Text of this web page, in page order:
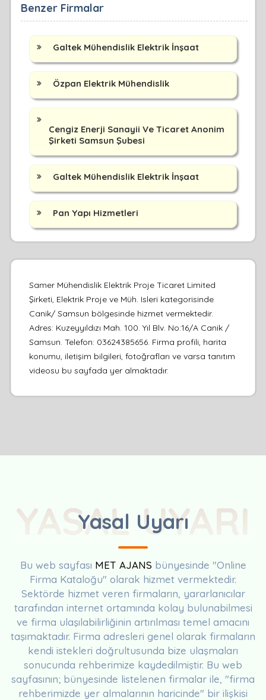
Benzer Firmalar
Galtek Mühendislik Elektrik İnşaat
Özpan Elektrik Mühendislik
Cengiz Enerji Sanayii Ve Ticaret Anonim
Şirketi Samsun Şubesi
Galtek Mühendislik Elektrik İnşaat
Pan Yapı Hizmetleri
Samer Mühendislik Elektrik Proje Ticaret Limited
Şirketi, Elektrik Proje ve Müh. Isleri kategorisinde
Canik/ Samsun bölgesinde hizmet vermektedir.
Adres: Kuzeyyıldızı Mah. 100. Yıl Blv. No:16/A Canik /
Samsun. Telefon: 03624385656. Firma profili, harita
konumu, iletişim bilgileri, fotoğrafları ve varsa tanıtım
videosu bu sayfada yer almaktadır.
Yasal Uyarı
YASAL UYARI
Bu web sayfası MET AJANS bünyesinde "Online
Firma Kataloğu" olarak hizmet vermektedir.
Sektörde hizmet veren firmaların, yararlanıcılar
tarafından internet ortamında kolay bulunabilmesi
ve firma ulaşılabilirliğinin artırılması temel amacını
taşımaktadır. Firma adresleri genel olarak firmaların
kendi istekleri doğrultusunda bize ulaşmaları
sonucunda rehberimize kaydedilmiştir. Bu web
sayfasının; bünyesinde listelenen firmalar ile, "firma
rehberimizde yer almalarının haricinde" bir ilişkisi